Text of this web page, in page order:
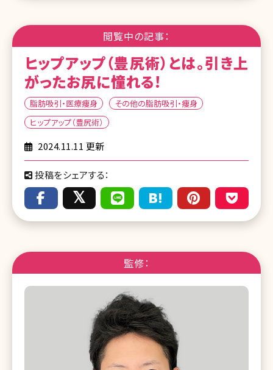
閲覧中の記事：
ヒップアップ（豊尻術）とは。引き上
がったお尻に憧れる!
脂肪吸引・医療痩身
その他の脂肪吸引・痩身
ヒップアップ（豊尻術）
2024.11.11 更新
投稿をシェアする：
監修：